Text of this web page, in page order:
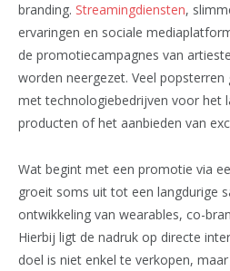
branding. Streamingdiensten,
ervaringen en sociale
de promotiecampagnes van
worden neergezet. Veel
met technologiebedrijven voor het
producten of het aanbieden van
Wat begint met een promotie via
groeit soms uit tot een langdurige
ontwikkeling van wearables, co-
Hierbij ligt de nadruk op directe
doel is niet enkel te verkopen,